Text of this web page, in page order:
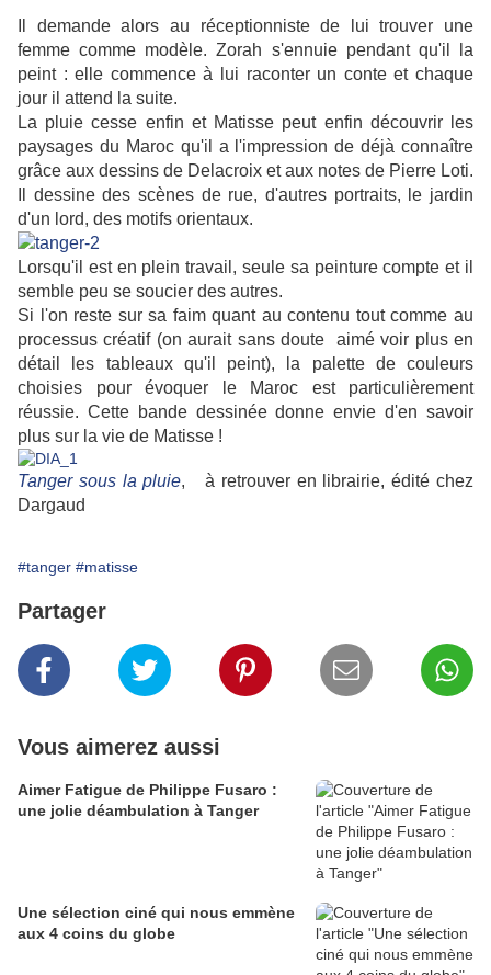
Il demande alors au réceptionniste de lui trouver une
femme comme modèle. Zorah s'ennuie pendant qu'il la
peint : elle commence à lui raconter un conte et chaque
jour il attend la suite.
La pluie cesse enfin et Matisse peut enfin découvrir les
paysages du Maroc qu'il a l'impression de déjà connaître
grâce aux dessins de Delacroix et aux notes de Pierre Loti.
Il dessine des scènes de rue, d'autres portraits, le jardin
d'un lord, des motifs orientaux.
Lorsqu'il est en plein travail, seule sa peinture compte et il
semble peu se soucier des autres.
Si l'on reste sur sa faim quant au contenu tout comme au
processus créatif (on aurait sans doute aimé voir plus en
détail les tableaux qu'il peint), la palette de couleurs
choisies pour évoquer le Maroc est particulièrement
réussie. Cette bande dessinée donne envie d'en savoir
plus sur la vie de Matisse !
Tanger sous la pluie, à retrouver en librairie, édité chez
Dargaud
#tanger #matisse
Partager
Vous aimerez aussi
Aimer Fatigue de Philippe Fusaro :
une jolie déambulation à Tanger
Une sélection ciné qui nous emmène
aux 4 coins du globe